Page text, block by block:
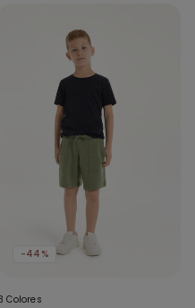
-44%
Colores